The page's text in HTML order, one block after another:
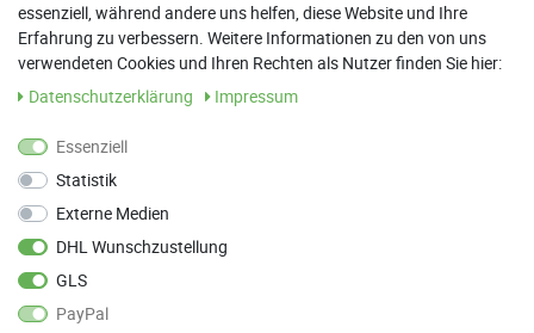
13:00 Uhr - 17:30 Uhr
Sa: 9:00 Uhr - 13:00 Uhr
Parkett Wanke
essenziell, während andere uns helfen, diese Website und Ihre
Erfahrung zu verbessern. Weitere Informationen zu den von uns
verwendeten Cookies und Ihren Rechten als Nutzer finden Sie hier:
Daten­schutz­erklärung
Impressum
Essenziell
Statistik
Externe Medien
DHL Wunschzustellung
GLS
PayPal